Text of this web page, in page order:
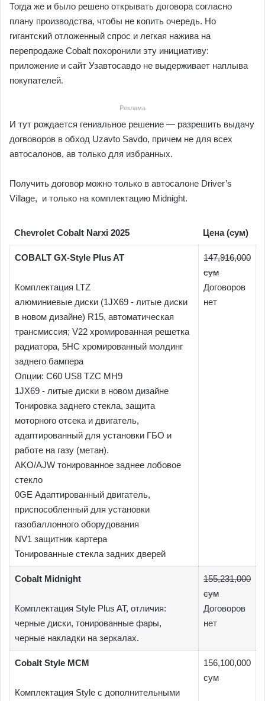
Тогда же и было решено открывать договора согласно
плану производства, чтобы не копить очередь. Но
гигантский отложенный спрос и легкая нажива на
перепродаже Cobalt похоронили эту инициативу:
приложение и сайт Узавтосавдо не выдерживает наплыва
покупателей.
Реклама
И тут рождается гениальное решение — разрешить выдачу
догвоворов в обход Uzavto Savdo, причем не для всех
автосалонов, ав только для избранных.
Получить договор можно только в автосалоне Driver’s
Village, и только на комплектацию Midnight.
Chevrolet Cobalt Narxi 2025 Цена (сум)
COBALT GX-Style Plus AT
Комплектация LTZ
алюминиевые диски (1JX69 - литые диски
в новом дизайне) R15, автоматическая
трансмиссия; V22 хромированная решетка
радиатора, 5HC хромированный молдинг
заднего бампера
Опции: C60 US8 TZC MH9
1JX69 - литые диски в новом дизайне
Тонировка заднего стекла, защита
моторного отсека и двигатель,
адаптированный для установки ГБО и
работе на газу (метан).
AKO/AJW тонированное заднее лобовое
стекло
0GE Адаптированный двигатель,
приспособленный для установки
газобаллонного оборудования
NV1 защитник картера
Тонированные стекла задних дверей
147,916,000
сум
Договоров
нет
Cobalt Midnight
Комплектация Style Plus AT, отличия:
черные диски, тонированные фары,
черные накладки на зеркалах.
155,231,000
сум
Договоров
нет
Cobalt Style MCM
Комплектация Style c дополнительными
156,100,000
сум